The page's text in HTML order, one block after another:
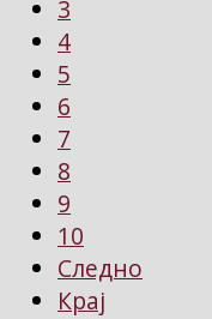
3
4
5
6
7
8
9
10
Следно
Крај